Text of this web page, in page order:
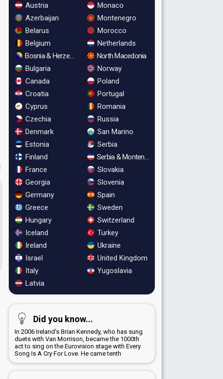
Austria
Azerbaijan
Belarus
Belgium
Bosnia & Herzegovina
Bulgaria
Canada
Croatia
Cyprus
Czechia
Denmark
Estonia
Finland
France
Georgia
Germany
Greece
Hungary
Iceland
Ireland
Israel
Italy
Latvia
Monaco
Montenegro
Morocco
Netherlands
North Macedonia
Norway
Poland
Portugal
Romania
Russia
San Marino
Serbia
Serbia & Montenegro
Slovakia
Slovenia
Spain
Sweden
Switzerland
Turkey
Ukraine
United Kingdom
Yugoslavia
Did you know...
In 2006 Ireland's Brian Kennedy, who has sung
duets with Van Morrison, became the 1000th
act to sing on the Eurovision stage with Every
Song Is A Cry For Love. He came tenth